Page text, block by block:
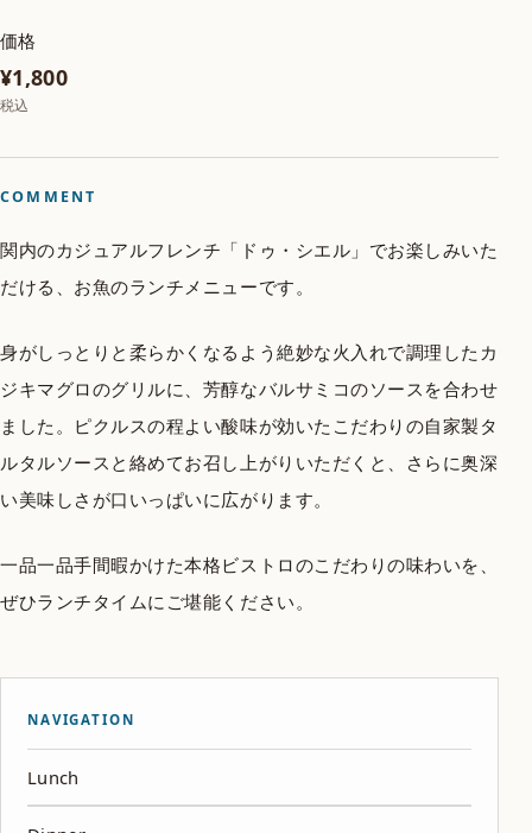
価格
¥1,800
税込
COMMENT
関内のカジュアルフレンチ「ドゥ・シエル」でお楽しみいた
だける、お魚のランチメニューです。
身がしっとりと柔らかくなるよう絶妙な火入れで調理したカ
ジキマグロのグリルに、芳醇なバルサミコのソースを合わせ
ました。ピクルスの程よい酸味が効いたこだわりの自家製タ
ルタルソースと絡めてお召し上がりいただくと、さらに奥深
い美味しさが口いっぱいに広がります。
一品一品手間暇かけた本格ビストロのこだわりの味わいを、
ぜひランチタイムにご堪能ください。
NAVIGATION
Lunch